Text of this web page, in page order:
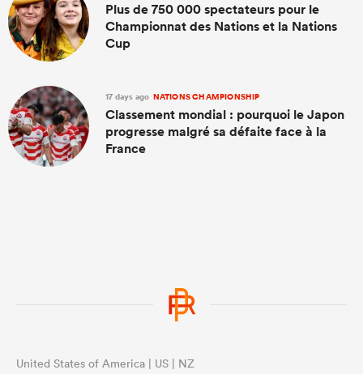
Plus de 750 000 spectateurs pour le
Championnat des Nations et la Nations
Cup
17 days ago NATIONS CHAMPIONSHIP
Classement mondial : pourquoi le Japon
progresse malgré sa défaite face à la
France
United States of America | US | NZ